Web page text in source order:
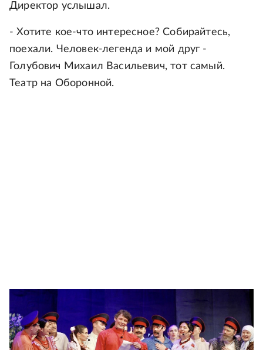
Директор услышал.
- Хотите кое-что интересное? Собирайтесь,
поехали. Человек-легенда и мой друг -
Голубович Михаил Васильевич, тот самый.
Театр на Оборонной.